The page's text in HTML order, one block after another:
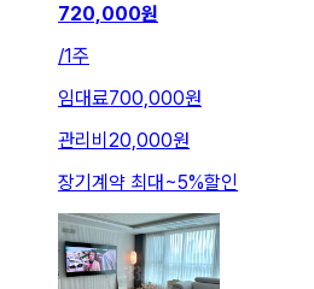
720,000원
/1주
임대료700,000원
관리비 20,000원
장기계약 최대~5%할인